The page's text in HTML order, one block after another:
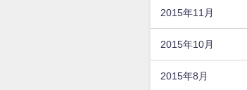
2015年11月
2015年10月
2015年8月